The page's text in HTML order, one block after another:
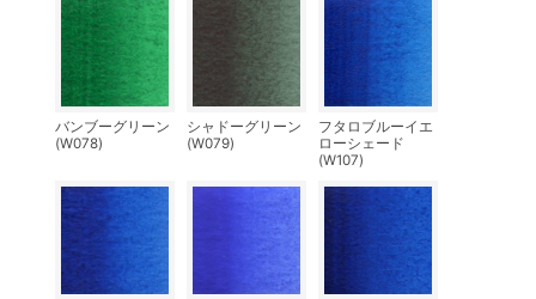
バンブーグリーン
(W078)
シャドーグリーン
(W079)
フタロブルーイエ
ローシェード
(W107)